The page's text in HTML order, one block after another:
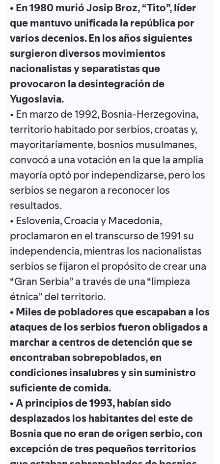
• En 1980 murió Josip Broz, “Tito”, líder
que mantuvo unificada la república por
varios decenios. En los años siguientes
surgieron diversos movimientos
nacionalistas y separatistas que
provocaron la desintegración de
Yugoslavia.
• En marzo de 1992, Bosnia-Herzegovina,
territorio habitado por serbios, croatas y,
mayoritariamente, bosnios musulmanes,
convocó a una votación en la que la amplia
mayoría optó por independizarse, pero los
serbios se negaron a reconocer los
resultados.
• Eslovenia, Croacia y Macedonia,
proclamaron en el transcurso de 1991 su
independencia, mientras los nacionalistas
serbios se fijaron el propósito de crear una
“Gran Serbia” a través de una “limpieza
étnica” del territorio.
• Miles de pobladores que escapaban a los
ataques de los serbios fueron obligados a
marchar a centros de detención que se
encontraban sobrepoblados, en
condiciones insalubres y sin suministro
suficiente de comida.
• A principios de 1993, habían sido
desplazados los habitantes del este de
Bosnia que no eran de origen serbio, con
excepción de tres pequeños territorios